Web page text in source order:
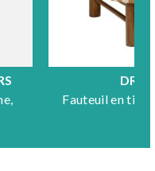
Fauteuil en